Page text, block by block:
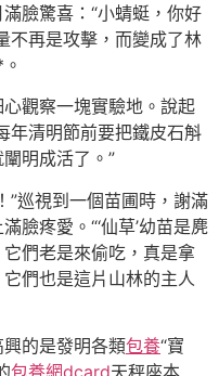
臉驚喜：“小蜻蜓，你好
不再是攻擊，而變成了林
觀察一塊實驗地。說起
年清明節前要把鐵皮石斛
明成活了。”
”巡視到一個苗圃時，謝滿
臉疼愛。“‘仙草’幼苗是麂
們老是來偷吃，真是拿
們也是這片山林的主人
興的是發明各類包養“寶
包養網dcard天秤座本